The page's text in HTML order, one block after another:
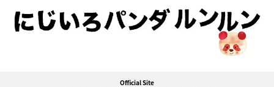
Official Site